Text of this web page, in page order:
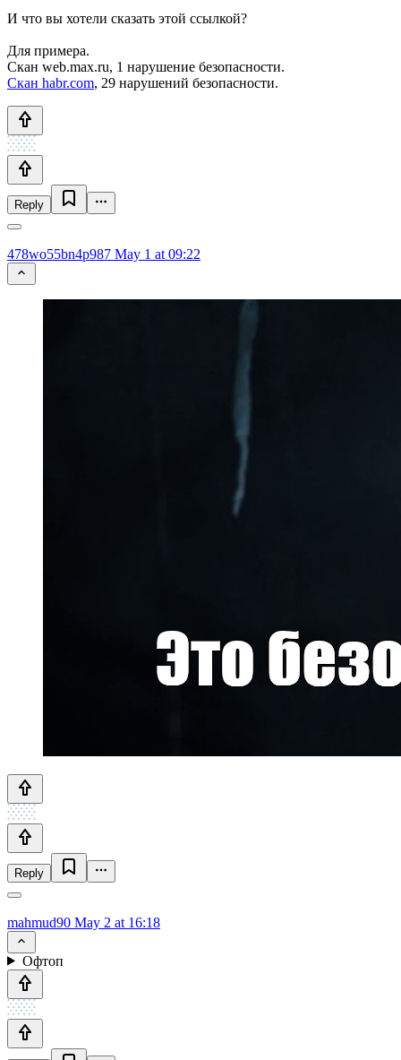
И что вы хотели сказать этой ссылкой?
Для примера.
Скан web.max.ru, 1 нарушение безопасности.
Скан habr.com, 29 нарушений безопасности.
Reply
478wo55bn4p987 May 1 at 09:22
Reply
mahmud90 May 2 at 16:18
Офтоп